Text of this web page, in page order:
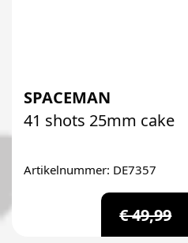
SPACEMAN
41 shots 25mm cake
Artikelnummer: DE7357
€ 49,99